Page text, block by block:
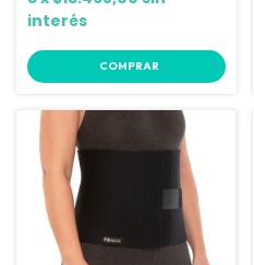
interés
COMPRAR